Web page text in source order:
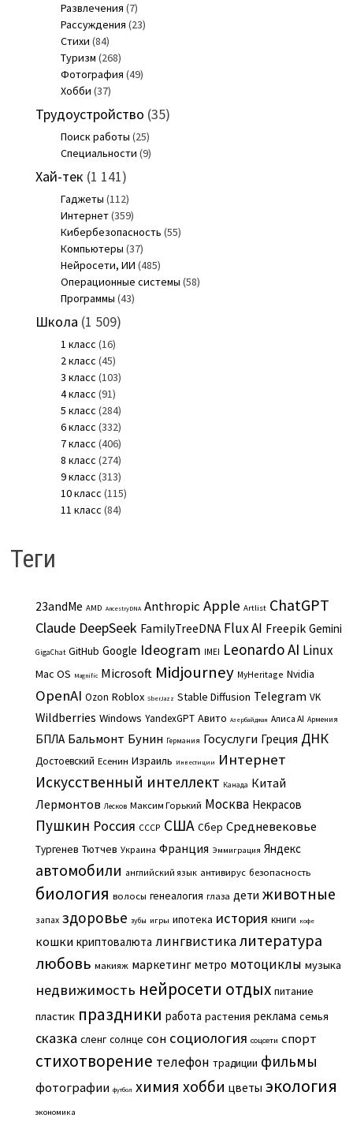
Развлечения (7)
Рассуждения (23)
Стихи (84)
Туризм (268)
Фотография (49)
Хобби (37)
Трудоустройство (35)
Поиск работы (25)
Специальности (9)
Хай-тек (1 141)
Гаджеты (112)
Интернет(359)
Кибербезопасность (55)
Компьютеры (37)
Нейросети, ИИ (485)
Операционные системы (58)
Программы (43)
Школа (1 509)
1 класс (16)
2 класс (45)
3 класс (103)
4 класс (91)
5 класс (284)
6 класс (332)
7 класс (406)
8 класс (274)
9 класс (313)
10 класс (115)
11 класс (84)
Теги
23andMe AMD AncestryDNA Anthropic Apple Artlist ChatGPT
Claude DeepSeek FamilyTreeDNA Flux AI Freepik Gemini
GigaChat GitHub Google Ideogram IMEI Leonardo AI Linux
Mac OS Magnific Microsoft Midjourney MyHeritage Nvidia
OpenAI Ozon Roblox SberJazz Stable Diffusion Telegram VK
Wildberries Windows YandexGPT Авито Азербайджан Алиса AI Армения
БПЛА Бальмонт Бунин Германия Госуслуги Греция ДНК
Достоевский Есенин Израиль Инвестиции Интернет
Искусственный интеллект Канада Китай
Лермонтов Лесков Максим Горький Москва Некрасов
Пушкин Россия СССР США Сбер Средневековье
Тургенев Тютчев Украина Франция Эммиграция Яндекс
автомобили английский язык антивирус безопасность
биология волосы генеалогия глаза дети животные
запах здоровье зубы игры ипотека история книги кофе
кошки криптовалюта лингвистикалитература
любовь макияж маркетинг метро мотоциклы музыка
недвижимость нейросети отдых питание
пластик праздники работа растения реклама семья
сказка сленг солнце сон социология соцсети спорт
стихотворение телефон традиции фильмы
фотографии футбол химия хобби цветы экология
экономика